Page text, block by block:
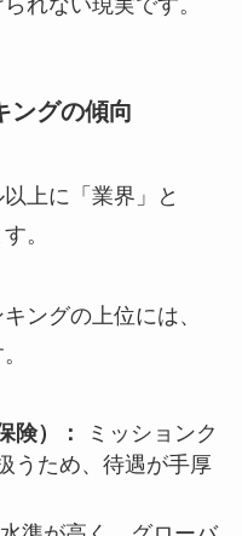
ングの傾向
上に「業界」と
。
ングの上位には、
険）：
ミッションク
うため、待遇が手厚